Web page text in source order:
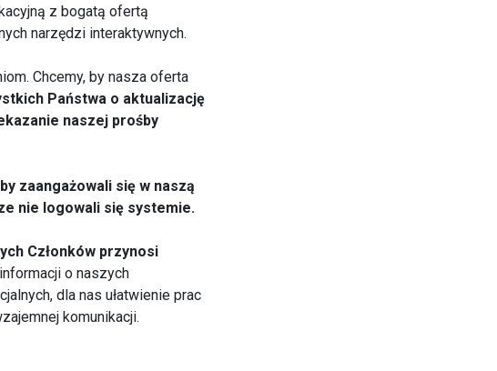
z bogatą ofertą
narzędzi interaktywnych.
Chcemy, by nasza oferta
Państwa o aktualizację
naszej prośby
zaangażowali się w naszą
nie logowali się systemie.
Członków przynosi
o naszych
dla nas ułatwienie prac
komunikacji.